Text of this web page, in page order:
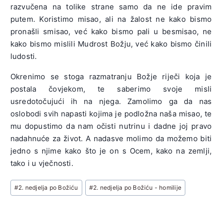
razvučena na tolike strane samo da ne ide pravim
putem. Koristimo misao, ali na žalost ne kako bismo
pronašli smisao, već kako bismo pali u besmisao, ne
kako bismo mislili Mudrost Božju, već kako bismo činili
ludosti.
Okrenimo se stoga razmatranju Božje riječi koja je
postala čovjekom, te saberimo svoje misli
usredotočujući ih na njega. Zamolimo ga da nas
oslobodi svih napasti kojima je podložna naša misao, te
mu dopustimo da nam očisti nutrinu i dadne joj pravo
nadahnuće za život. A nadasve molimo da možemo biti
jedno s njime kako što je on s Ocem, kako na zemlji,
tako i u vječnosti.
Post
Tags:
#2. nedjelja po Božiću #2. nedjelja po Božiću - homilije